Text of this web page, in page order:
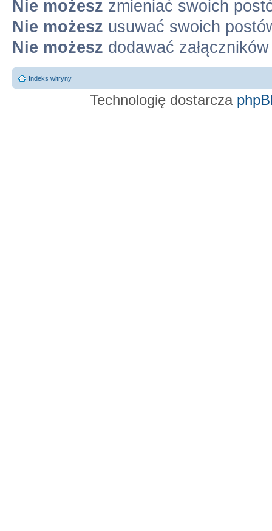
Nie możesz zmieniać swoich
Nie możesz usuwać swoich
Nie możesz dodawać załączników
Indeks witryny
Technologię dostarcza